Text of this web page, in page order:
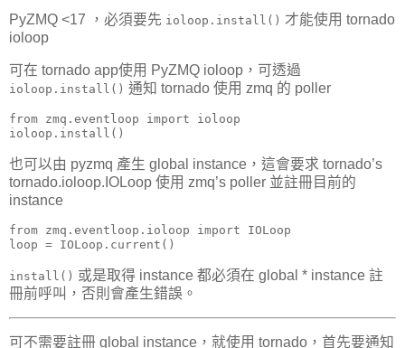
PyZMQ <17 ，必須要先 ioloop.install() 才能使用 tornado
ioloop
可在 tornado app使用 PyZMQ ioloop，可透過
ioloop.install() 通知 tornado 使用 zmq 的 poller
from zmq.eventloop import ioloop
ioloop.install()
也可以由 pyzmq 產生 global instance，這會要求 tornado’s
tornado.ioloop.IOLoop 使用 zmq’s poller 並註冊目前的
instance
from zmq.eventloop.ioloop import IOLoop
loop = IOLoop.current()
install() 或是取得 instance 都必須在 global * instance 註
冊前呼叫，否則會產生錯誤。
可不需要註冊 global instance，就使用 tornado，首先要通知